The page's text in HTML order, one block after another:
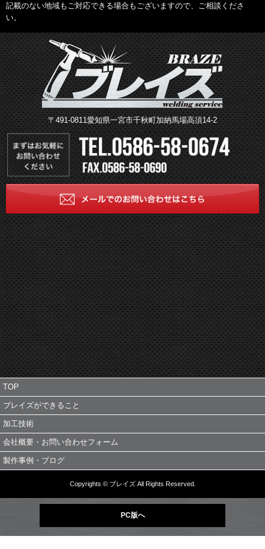
記載のない地域もご対応できる場合もございますので、ご相談くださ
い。
〒491-0811愛知県一宮市千秋町加納馬場高須14-2
TOP
ブレイズができること
加工技術
会社概要・お問い合わせフォーム
製作事例・ブログ
Copyrights © ブレイズ All Rights Reserved.
PC版へ